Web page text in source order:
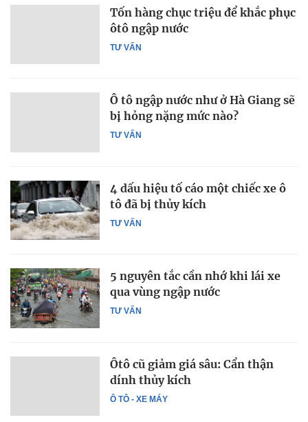
TƯ VẤN
Tốn hàng chục triệu để khắc phục
ôtô ngập nước
TƯ VẤN
Ô tô ngập nước như ở Hà Giang sẽ
bị hỏng nặng mức nào?
TƯ VẤN
4 dấu hiệu tố cáo một chiếc xe ô
tô đã bị thủy kích
TƯ VẤN
5 nguyên tắc cần nhớ khi lái xe
qua vùng ngập nước
Ô TÔ - XE MÁY
Ôtô cũ giảm giá sâu: Cẩn thận
dính thủy kích